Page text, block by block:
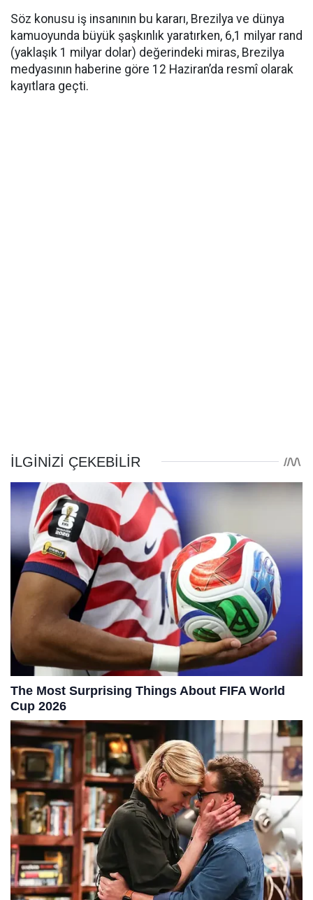
Söz konusu iş insanının bu kararı, Brezilya ve dünya
kamuoyunda büyük şaşkınlık yaratırken, 6,1 milyar rand
(yaklaşık 1 milyar dolar) değerindeki miras, Brezilya
medyasının haberine göre 12 Haziran’da resmî olarak
kayıtlara geçti.